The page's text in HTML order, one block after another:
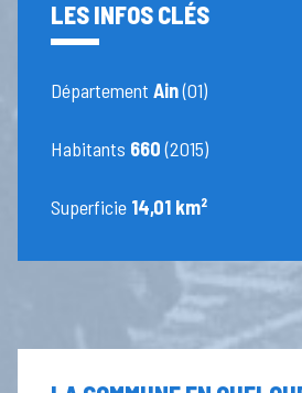
LES INFOS CLÉS
DépartementAin(01)
Habitants 660(2015)
Superficie 14,01 km²